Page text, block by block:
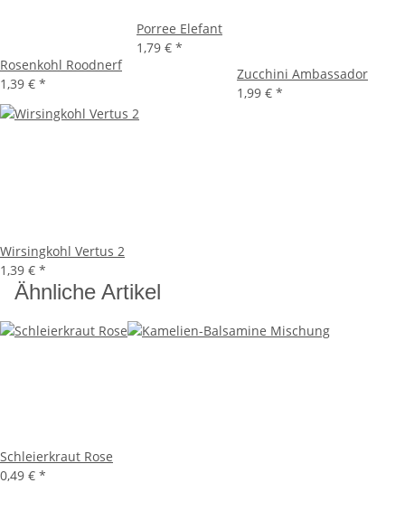
Rosenkohl Roodnerf
1,39 € *
Porree Elefant
1,79 € *
Zucchini Ambassador
1,99 € *
Wirsingkohl Vertus 2
1,39 € *
Ähnliche Artikel
Schleierkraut Rose
0,49 € *